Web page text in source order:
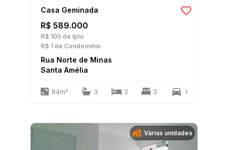
Casa Geminada
R$ 589.000
R$ 100 de Iptu
R$ 1 de Condomínio
Rua Norte de Minas
Santa Amélia
64m² 3 2 2 1
Várias unidades